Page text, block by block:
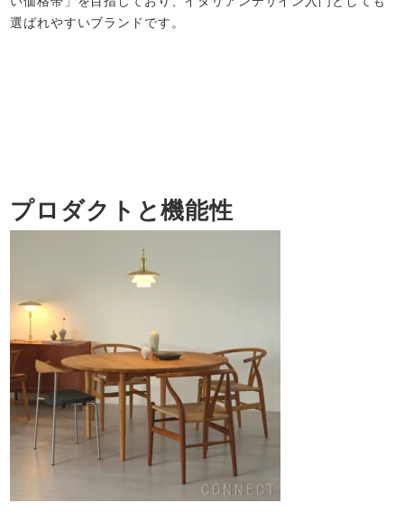
選ばれやすいブランドです。
プロダクトと機能性